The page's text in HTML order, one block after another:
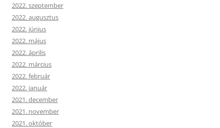
2022. szeptember
2022. augusztus
2022. június
2022. május
2022. április
2022. március
2022. február
2022. január
2021. december
2021. november
2021. október